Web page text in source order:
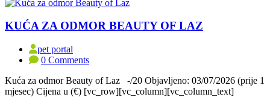
KUĆA ZA ODMOR BEAUTY OF LAZ
pet portal
0 Comments
Kuća za odmor Beauty of Laz -/20 Objavljeno: 03/07/2026 (prije 1
mjesec) Cijena u (€) [vc_row][vc_column][vc_column_text]